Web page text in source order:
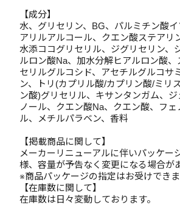
【成分】
水、グリセリン、BG、パルミチン酸
アリルアルコール、クエン酸ステアリ
水添ココグリセリル、ジグリセリン、
ルロン酸Na、加水分解ヒアルロン酸、
セリルグルコシド、アセチルグルコサ
ン、トリ(カプリル酸/カプリン酸/ミリ
ン酸)グリセリル、キサンタンガム、
ノール、クエン酸Na、クエン酸、フェ
ル、メチルパラベン、香料
【掲載商品に関して】
メーカーリニューアルに伴いパッケー
様、容量が予告なく変更になる場合が
※商品パッケージの指定はお受けできま
【在庫数に関して】
在庫数は日々変動しております。